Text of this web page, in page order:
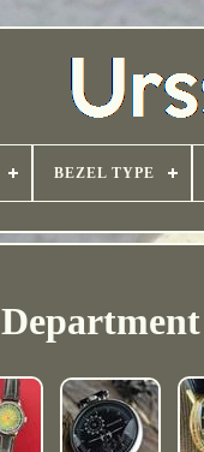
BEZEL TYPE